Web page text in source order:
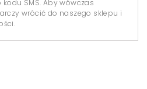
SMS. Aby wówczas
wrócić do naszego sklepu i